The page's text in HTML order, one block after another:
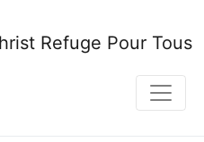
Refuge Pour Tous